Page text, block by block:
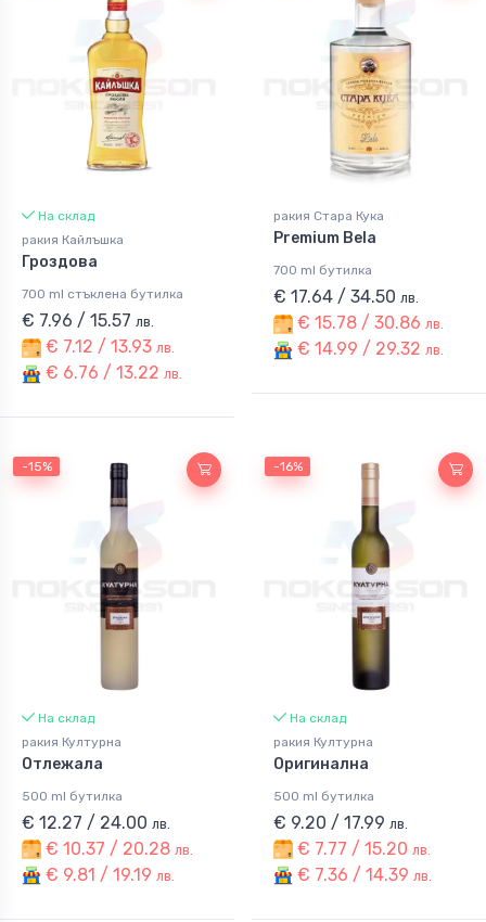
На склад
ракия Кайлъшка
Гроздова
700 ml стъклена бутилка
€ 7.96 / 15.57 лв.
€ 7.12 / 13.93 лв.
€ 6.76 / 13.22 лв.
ракия Стара Кука
Premium Bela
700 ml бутилка
€ 17.64 / 34.50 лв.
€ 15.78 / 30.86 лв.
€ 14.99 / 29.32 лв.
-15%
На склад
ракия Културна
Отлежала
500 ml бутилка
€ 12.27 / 24.00 лв.
€ 10.37 / 20.28 лв.
€ 9.81 / 19.19 лв.
-16%
На склад
ракия Културна
Оригинална
500 ml бутилка
€ 9.20 / 17.99 лв.
€ 7.77 / 15.20 лв.
€ 7.36 / 14.39 лв.